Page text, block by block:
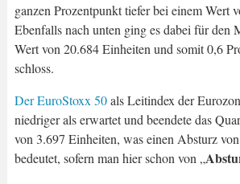
ganzen Prozentpunkt tiefer bei einem Wert
Ebenfalls nach unten ging es dabei für den
Wert von 20.684 Einheiten und somit 0,6
schloss.
Der EuroStoxx 50als Leitindex der
niedriger als erwartet und beendete das
von 3.697 Einheiten, was einen Absturz
bedeutet, sofern man hier schon von „